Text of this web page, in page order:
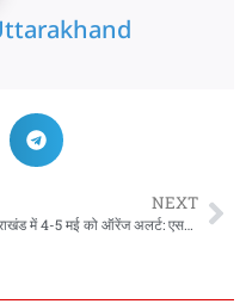
NEXT
उत्तराखंड में 4-5 मई को ऑरेंज अलर्ट: एसईओसी ने जारी किए निर्देश, सतर्क रहने की अपील